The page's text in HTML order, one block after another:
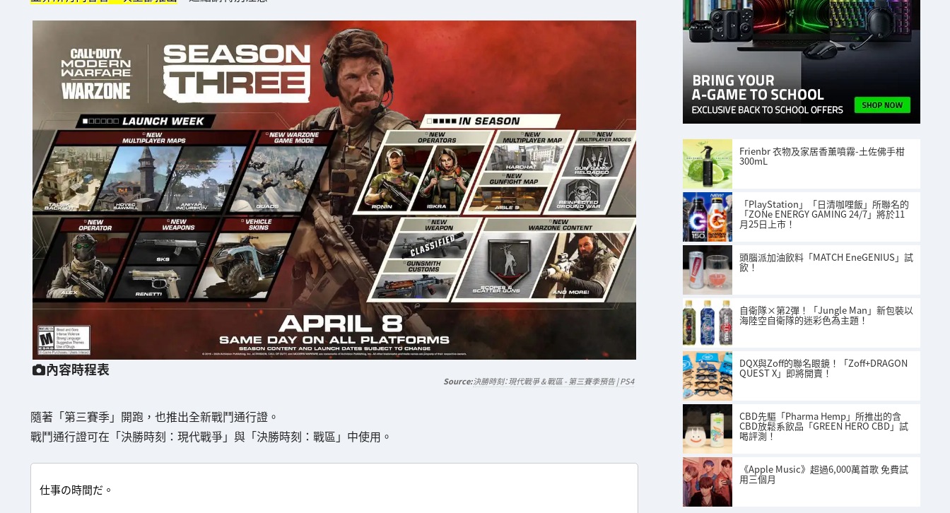
內容時程表
決勝時刻：現代戰爭 & 戰區 - 第三賽季預告 | PS4
隨著「第三賽季」開跑，也推出全新戰鬥通行證。
戰鬥通行證可在「決勝時刻：現代戰爭」與「決勝時刻：戰區」中使用。
仕事の時間だ。
Frienbr 衣物及家居香薰噴霧-土佐佛手柑
300mL
「PlayStation」「日清咖哩飯」所聯名的
「ZONe ENERGY GAMING 24/7」將於11
月25日上市！
頭腦派加油飲料「MATCH EneGENIUS」試
飲！
自衛隊×第2彈！「Jungle Man」新包裝以
海陸空自衛隊的迷彩色為主題！
DQX與Zoff的聯名眼鏡！「Zoff+DRAGON
QUEST X」即將開賣！
CBD先驅「Pharma Hemp」所推出的含
CBD放鬆系飲品「GREEN HERO CBD」試
喝評測！
《Apple Music》超過6,000萬首歌 免費試
用三個月